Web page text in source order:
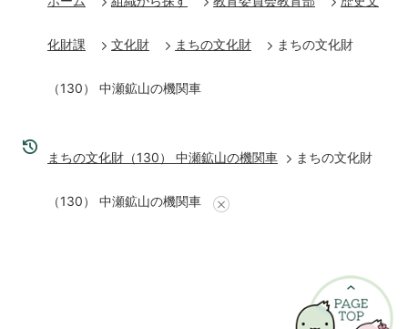
化財課 文化財 まちの文化財 まちの文化財
（130） 中瀬鉱山の機関車
まちの文化財（130） 中瀬鉱山の機関車 まちの文化財
（130） 中瀬鉱山の機関車